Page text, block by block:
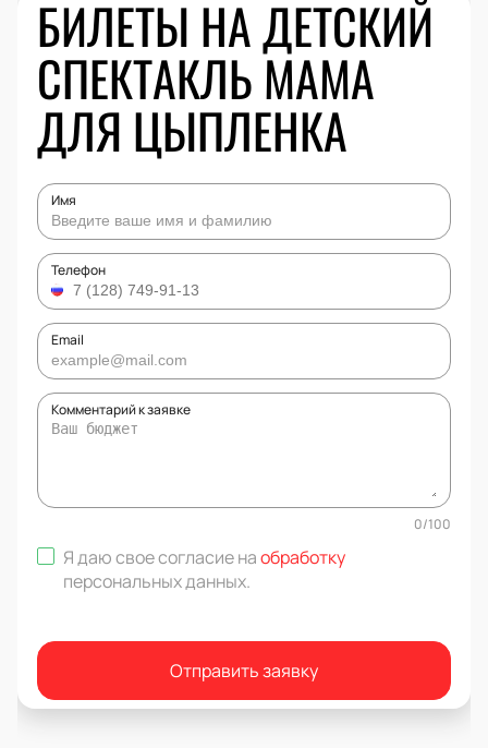
БИЛЕТЫ НА ДЕТСКИЙ
СПЕКТАКЛЬ МАМА
ДЛЯ ЦЫПЛЕНКА
Имя
Телефон
Email
Комментарий к заявке
0/100
Я даю свое согласие наобработку
персональных данных.
Отправить заявку